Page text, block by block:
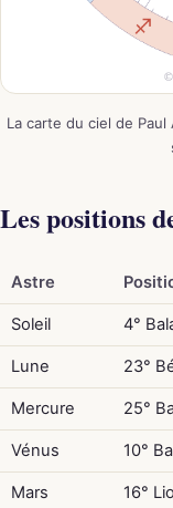
La carte du ciel de
Les positions
Astre
Soleil 4°
Lune 23°
Mercure 25°
Vénus 10°
Mars 16°